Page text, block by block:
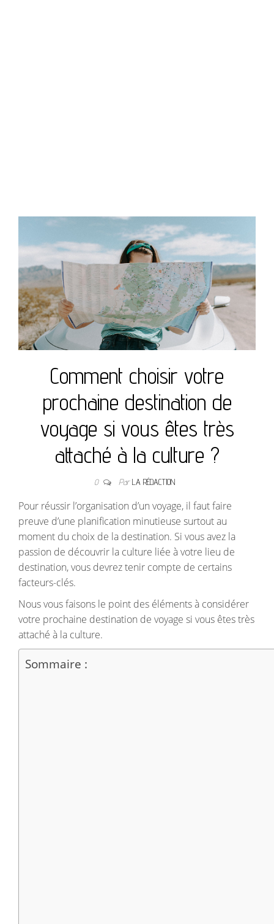
Comment choisir votre
prochaine destination de
voyage si vous êtes très
attaché à la culture ?
0 ParLA RÉDACTION
Pour réussir l’organisation d’un voyage, il faut faire
preuve d’une planification minutieuse surtout au
moment du choix de la destination. Si vous avez la
passion de découvrir la culture liée à votre lieu de
destination, vous devrez tenir compte de certains
facteurs-clés.
Nous vous faisons le point des éléments à considérer
votre prochaine destination de voyage si vous êtes très
attaché à la culture.
Sommaire :